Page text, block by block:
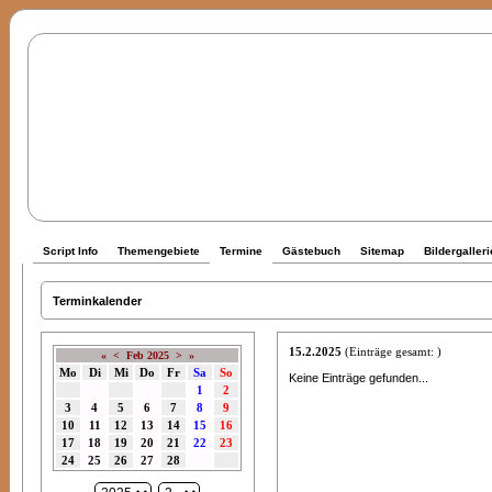
Script Info Themengebiete Termine Gästebuch Sitemap
Terminkalender
« < Feb 2025 > »
Mo Di Mi Do Fr Sa
So
1
2
3
4 5 6 7 8
9
10
11 12 13 14 15
16
17
18 19 20 21 22
23
24
25 26 27 28
15.2.2025 (Einträge gesamt: )
Keine Einträge gefunden...